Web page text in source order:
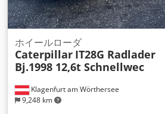
Klagenfurt am Wörthersee
9,248 km
ホイールローダ
Caterpillar IT28G Radlader
Bj.1998 12,6t Schnellwec